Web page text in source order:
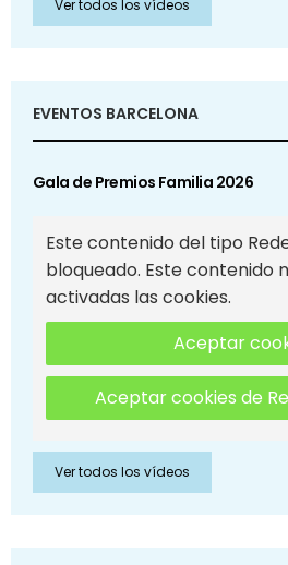
Ver todos los vídeos
EVENTOS BARCELONA
Gala de Premios Familia 2026
Este contenido del tipo
bloqueado. Este contenido
activadas las cookies.
Aceptar
Aceptar cookies de
Ver todos los vídeos